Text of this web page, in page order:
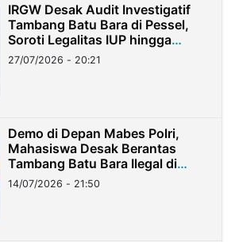
IRGW Desak Audit Investigatif
Tambang Batu Bara di Pessel,
Soroti Legalitas IUP hingga
Stockpile
27/07/2026 - 20:21
Demo di Depan Mabes Polri,
Mahasiswa Desak Berantas
Tambang Batu Bara Ilegal di
Lampung
14/07/2026 - 21:50